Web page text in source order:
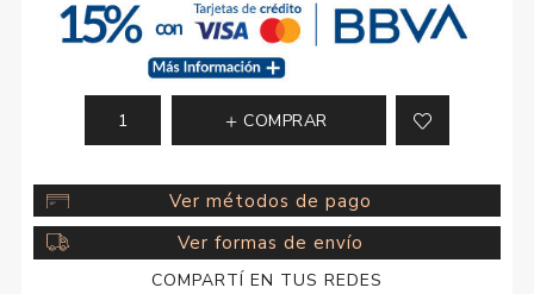
COMPRAR
Ver métodos de pago
Ver formas de envío
COMPARTÍ EN TUS REDES